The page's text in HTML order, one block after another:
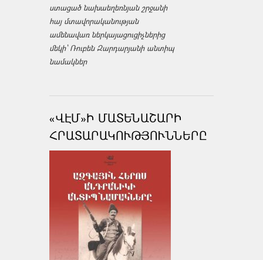
ստացած նախաեղեռնյան շրջանի
հայ մտավորականության
ամենավառ ներկայացուցիչներից
մեկի՝ Ռուբեն Զարդարյանի անտիպ
նամակներ
«ՎԷՄ»Ի ՄԱՏԵՆԱՇԱՐԻ
ՀՐԱՏԱՐԱԿՈՒԹՅՈՒՆՆԵՐԸ